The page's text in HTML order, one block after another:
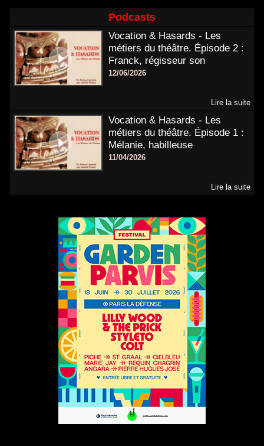
Podcasts
Vocation & Hasards - Les
métiers du théâtre. Épisode 2 :
Franck, régisseur son
12/06/2026
Lire la suite
Vocation & Hasards - Les
métiers du théâtre. Épisode 1 :
Mélanie, habilleuse
11/04/2026
Lire la suite